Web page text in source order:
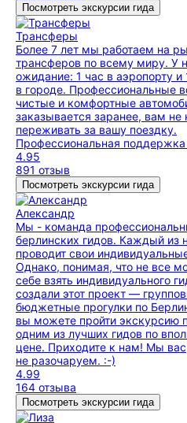
Посмотреть экскурсии гида
Трансферы
Более 7 лет мы работаем на
трансферов по всему миру. У
ожидание: 1 час в аэропорту и
в городе. Профессиональные
чистые и комфортные
заказывается заранее, вам не
переживать за вашу поездку.
Профессиональная поддержка
4.95
891 отзыв
Посмотреть экскурсии гида
Александр
Мы - команда
берлинских гидов. Каждый из
проводит свои
Однако, понимая, что не все
себе взять индивидуального
создали этот проект —
бюджетные прогулки по
вы можете пройти экскурсию
одним из лучших гидов по
цене. Приходите к нам! Мы вас
не разочаруем. :-)
4.99
164 отзыва
Посмотреть экскурсии гида